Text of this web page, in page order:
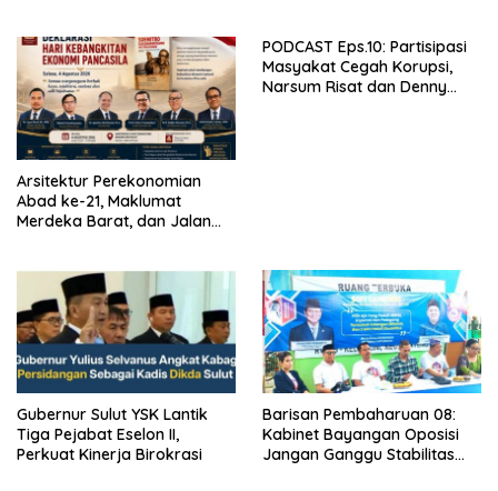
Kompetitif
Arsitektur Perekonomian
Abad ke-21, Maklumat
Merdeka Barat, dan Jalan
PODCAST Eps.10: Partisipasi
Masyakat Cegah Korupsi,
Narsum Risat dan Denny
Gubernur Sulut YSK Lantik
Tiga Pejabat Eselon II,
Perkuat Kinerja Birokrasi
Barisan Pembaharuan 08:
Kabinet Bayangan Oposisi
Jangan Ganggu Stabilitas